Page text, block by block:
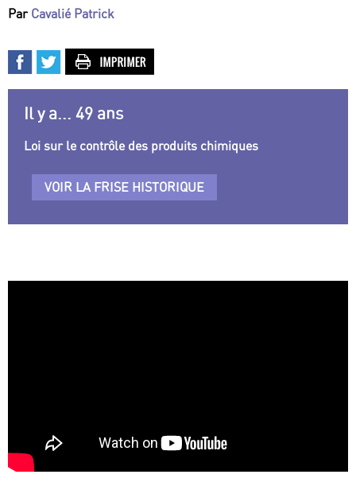
Par Cavalié Patrick
Il y a... 49 ans
Loi sur le contrôle des produits chimiques
VOIR LA FRISE HISTORIQUE